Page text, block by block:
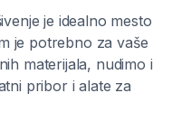
je idealno mesto
je potrebno za vaše
materijala, nudimo i
pribor i alate za